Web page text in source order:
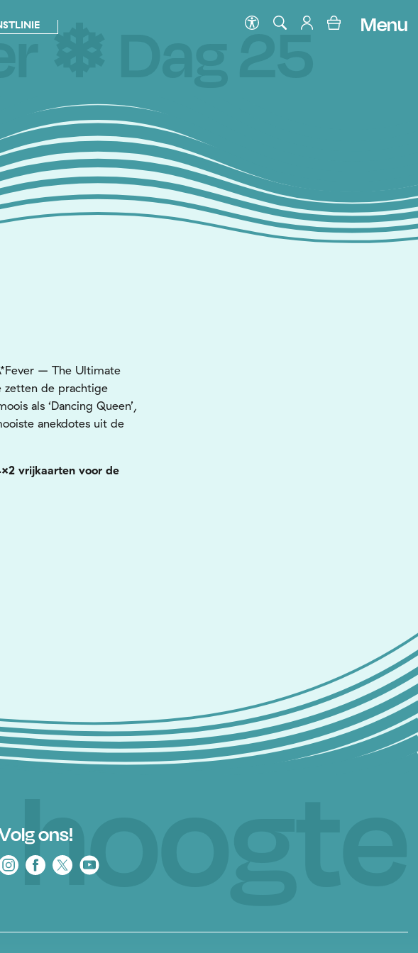
Menu
❄ Dag 25
– The Ultimate
zetten de prachtige
als ‘Dancing Queen’,
anekdotes uit de
vrijkaarten voor de
ons!